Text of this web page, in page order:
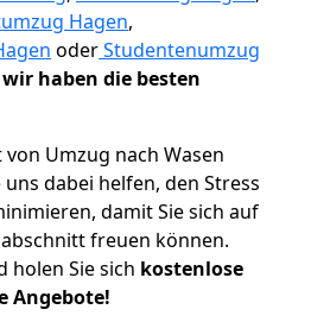
Hagen,
oderStudentenumzug
wir haben die besten
Umzug nach Wasen
dabei helfen, den Stress
damit Sie sich auf
freuen können.
holen Sie sich kostenlose
Angebote!